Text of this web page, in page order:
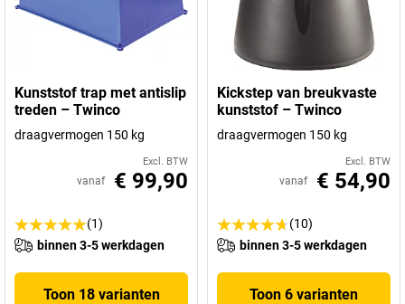
Kunststof trap met antislip
treden – Twinco
draagvermogen 150 kg
Excl. BTW
vanaf € 99,90
(1)
binnen 3-5 werkdagen
Toon 18 varianten
Kickstep van breukvaste
kunststof – Twinco
draagvermogen 150 kg
Excl. BTW
vanaf € 54,90
(10)
binnen 3-5 werkdagen
Toon 6 varianten